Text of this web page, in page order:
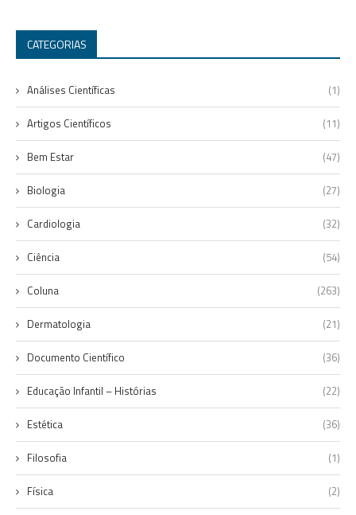
CATEGORIAS
Análises Científicas (1)
Artigos Científicos (11)
Bem Estar (47)
Biologia (27)
Cardiologia (32)
Ciência (54)
Coluna (263)
Dermatologia (21)
Documento Científico (36)
Educação Infantil – Histórias (22)
Estética (36)
Filosofia (1)
Física (2)